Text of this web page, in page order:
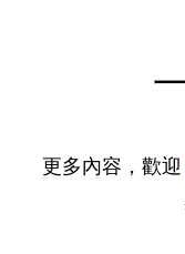
更多內容，歡迎